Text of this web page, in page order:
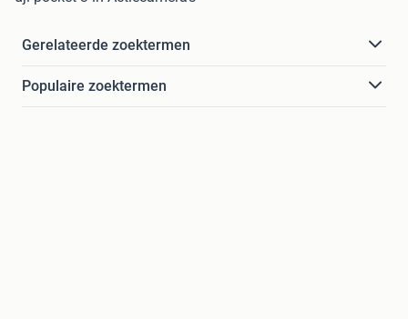
Gerelateerde zoektermen
Populaire zoektermen